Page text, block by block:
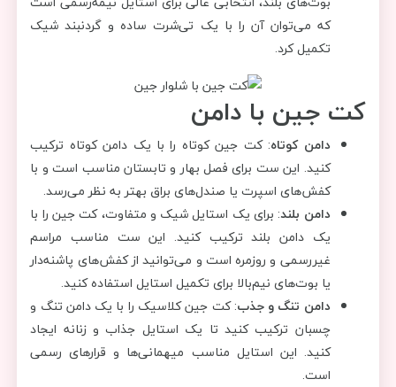
که می‌توان آن را با یک تی‌شرت ساده و گردنبند شیک
تکمیل کرد.
کت جین با دامن
دامن کوتاه: کت جین کوتاه را با یک دامن کوتاه ترکیب
کنید. این ست برای فصل بهار و تابستان مناسب است و با
کفش‌های اسپرت یا صندل‌های براق بهتر به نظر می‌رسد.
دامن بلند: برای یک استایل شیک و متفاوت، کت جین را با
یک دامن بلند ترکیب کنید. این ست مناسب مراسم
غیررسمی و روزمره است و می‌توانید از کفش‌های پاشنه‌دار
یا بوت‌های نیم‌بالا برای تکمیل استایل استفاده کنید.
دامن تنگ و جذب: کت جین کلاسیک را با یک دامن تنگ و
چسبان ترکیب کنید تا یک استایل جذاب و زنانه ایجاد
کنید. این استایل مناسب میهمانی‌ها و قرارهای رسمی
است.